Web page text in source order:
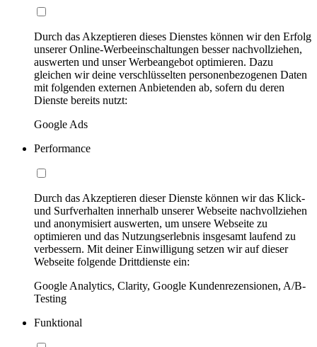
Durch das Akzeptieren dieses Dienstes können wir den Erfolg
unserer Online-Werbeeinschaltungen besser nachvollziehen,
auswerten und unser Werbeangebot optimieren. Dazu
gleichen wir deine verschlüsselten personenbezogenen Daten
mit folgenden externen Anbietenden ab, sofern du deren
Dienste bereits nutzt:
Google Ads
Performance
Durch das Akzeptieren dieser Dienste können wir das Klick-
und Surfverhalten innerhalb unserer Webseite nachvollziehen
und anonymisiert auswerten, um unsere Webseite zu
optimieren und das Nutzungserlebnis insgesamt laufend zu
verbessern. Mit deiner Einwilligung setzen wir auf dieser
Webseite folgende Drittdienste ein:
Google Analytics, Clarity, Google Kundenrezensionen, A/B-
Testing
Funktional